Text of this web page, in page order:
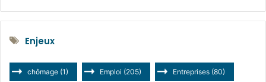
Enjeux
chômage (1) Emploi (205) Entreprises (80)